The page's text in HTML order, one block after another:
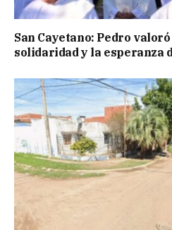
San Cayetano: Pedro
solidaridad y la esperanza